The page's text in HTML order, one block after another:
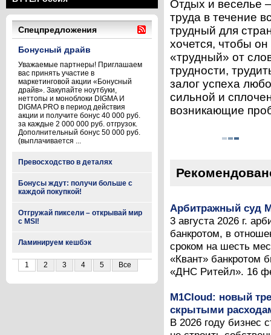
Спецпредложения
Бонусный драйв
Уважаемые партнеры! Приглашаем
вас принять участие в
маркетинговой акции «Бонусный
драйв». Закупайте ноутбуки,
неттопы и моноблоки DIGMA И
DIGMA PRO в период действия
акции и получите бонус 40 000 руб.
за каждые 2 000 000 руб. отгрузок.
Дополнительный бонус 50 000 руб.
(выплачивается ...
Превосходство в деталях
Бонусы ждут: получи больше с
каждой покупкой!
Отгружай пиксели – открывай мир
с MSI!
Ламинируем кешбэк
1 2 3 4 5 Все
Отдых и веселье
труда в течение
трудный для
хочется, чтобы
«трудный» от
трудности,
залог успеха
сильной и
возникающие
Арбитражный суд
3 августа 2026 г.
банкротом, в
сроком на шесть
«Квант» банкротом
«ДНС Ритейл». 16
M1Cloud: новый
скрытыми
В 2026 году бизнес